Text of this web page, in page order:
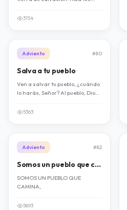
3154
Adviento #80
Salva a tu pueblo
Ven a salvar tu pueblo, ¿cuándo
lo harás, Señor? Al pueblo, Dios,
5363
Adviento #82
Somos un pueblo que camina
SOMOS UN PUEBLO QUE
CAMINA,
5893